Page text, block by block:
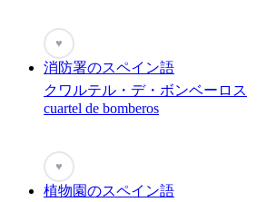
♥
消防署のスペイン語
クワルテル・デ・ボンベーロス
cuartel de bomberos
♥
植物園のスペイン語